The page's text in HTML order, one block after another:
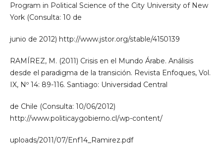
Program in Political Science of the City University of New
York (Consulta: 10 de
junio de 2012) http://www.jstor.org/stable/4150139
RAMÍREZ, M. (2011) Crisis en el Mundo Árabe. Análisis
desde el paradigma de la transición. Revista Enfoques, Vol.
IX, Nº 14: 89-116. Santiago: Universidad Central
de Chile (Consulta: 10/06/2012)
http://www.politicaygobierno.cl/wp-content/
uploads/2011/07/Enf14_Ramirez.pdf